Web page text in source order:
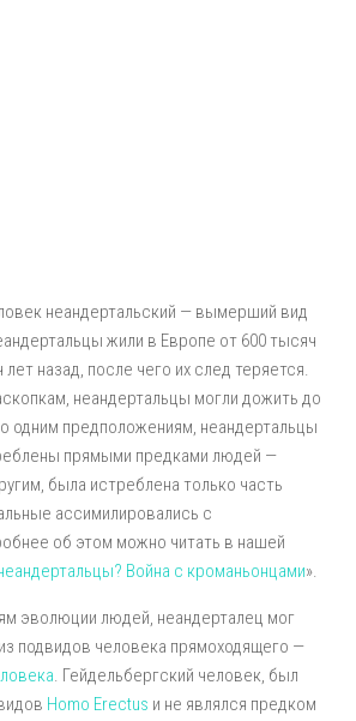
неандертальский — вымерший вид
жили в Европе от 600 тысяч
назад, после чего их след теряется.
неандертальцы могли дожить до
одним предположениям, неандертальцы
прямыми предками людей —
была истреблена только часть
ассимилировались с
об этом можно читать в нашей
Война с кроманьонцами».
эволюции людей, неандерталец мог
подвидов человека прямоходящего —
. Гейдельбергский человек, был
Homo Erectus и не являлся предком